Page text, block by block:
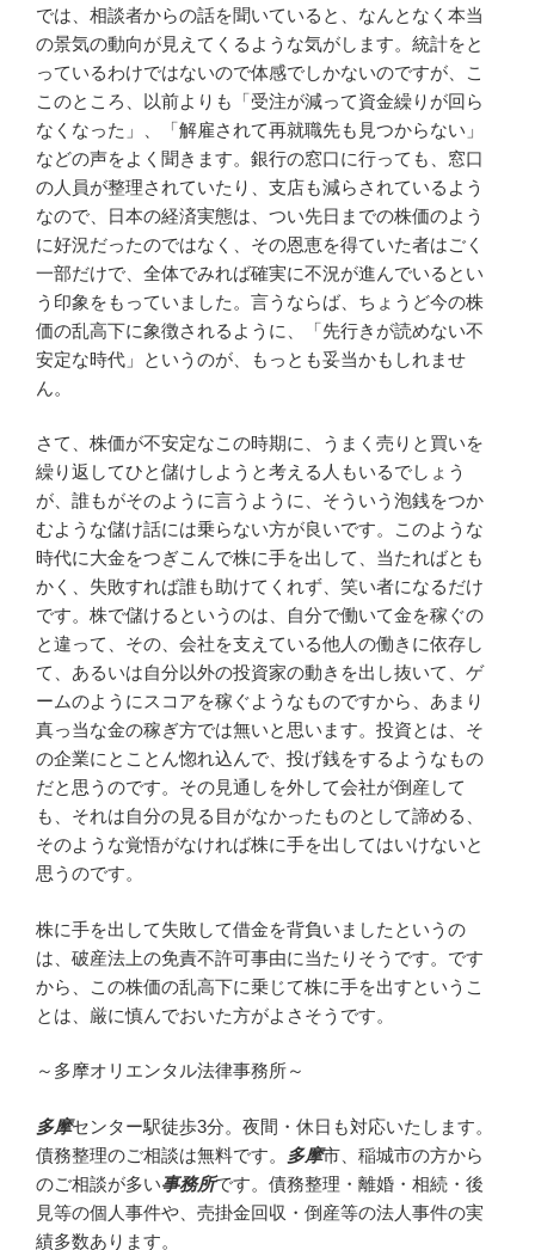
では、相談者からの話を聞いていると、なんとなく本当
の景気の動向が見えてくるような気がします。統計をと
っているわけではないので体感でしかないのですが、こ
このところ、以前よりも「受注が減って資金繰りが回ら
なくなった」、「解雇されて再就職先も見つからない」
などの声をよく聞きます。銀行の窓口に行っても、窓口
の人員が整理されていたり、支店も減らされているよう
なので、日本の経済実態は、つい先日までの株価のよう
に好況だったのではなく、その恩恵を得ていた者はごく
一部だけで、全体でみれば確実に不況が進んでいるとい
う印象をもっていました。言うならば、ちょうど今の株
価の乱高下に象徴されるように、「先行きが読めない不
安定な時代」というのが、もっとも妥当かもしれませ
ん。
さて、株価が不安定なこの時期に、うまく売りと買いを
繰り返してひと儲けしようと考える人もいるでしょう
が、誰もがそのように言うように、そういう泡銭をつか
むような儲け話には乗らない方が良いです。このような
時代に大金をつぎこんで株に手を出して、当たればとも
かく、失敗すれば誰も助けてくれず、笑い者になるだけ
です。株で儲けるというのは、自分で働いて金を稼ぐの
と違って、その、会社を支えている他人の働きに依存し
て、あるいは自分以外の投資家の動きを出し抜いて、ゲ
ームのようにスコアを稼ぐようなものですから、あまり
真っ当な金の稼ぎ方では無いと思います。投資とは、そ
の企業にとことん惚れ込んで、投げ銭をするようなもの
だと思うのです。その見通しを外して会社が倒産して
も、それは自分の見る目がなかったものとして諦める、
そのような覚悟がなければ株に手を出してはいけないと
思うのです。
株に手を出して失敗して借金を背負いましたというの
は、破産法上の免責不許可事由に当たりそうです。です
から、この株価の乱高下に乗じて株に手を出すというこ
とは、厳に慎んでおいた方がよさそうです。
～多摩オリエンタル法律事務所～
多摩センター駅徒歩3分。夜間・休日も対応いたします。
債務整理のご相談は無料です。
多摩市、稲城市の方から
のご相談が多い事務所です。債務整理・離婚・相続・後
見等の個人事件や、売掛金回収・倒産等の法人事件の実
績多数あります。